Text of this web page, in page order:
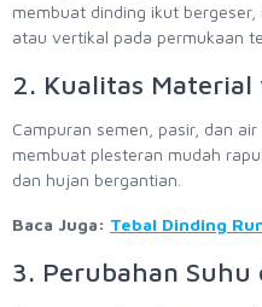
membuat dinding ikut
atau vertikal pada permukaan
2. Kualitas Material
Campuran semen, pasir, dan
membuat plesteran mudah
dan hujan bergantian.
Baca Juga: Tebal Dinding
3. Perubahan Suhu